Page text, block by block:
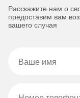
Расскажите нам о
предоставим вам
вашего случая